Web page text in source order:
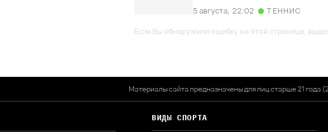
5 августа, 22:02
ТЕННИС
Если Вы обнаружили ошибку на этой странице,
Материалы сайта предназначены для лиц старше 21 года
ВИДЫ СПОРТА